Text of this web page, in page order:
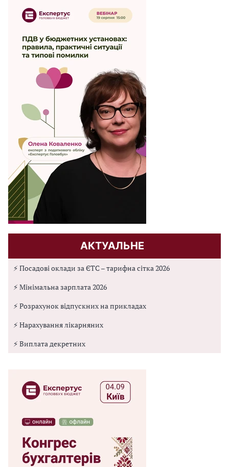
АКТУАЛЬНЕ
⚡ Посадові оклади за ЄТС – тарифна сітка 2026
⚡ Мінімальна зарплата 2026
⚡ Розрахунок відпускних на прикладах
⚡ Нарахування лікарняних
⚡ Виплата декретних